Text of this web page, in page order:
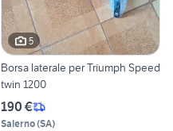
5
Borsa laterale per Triumph Speed
twin 1200
190 €
Salerno(SA)